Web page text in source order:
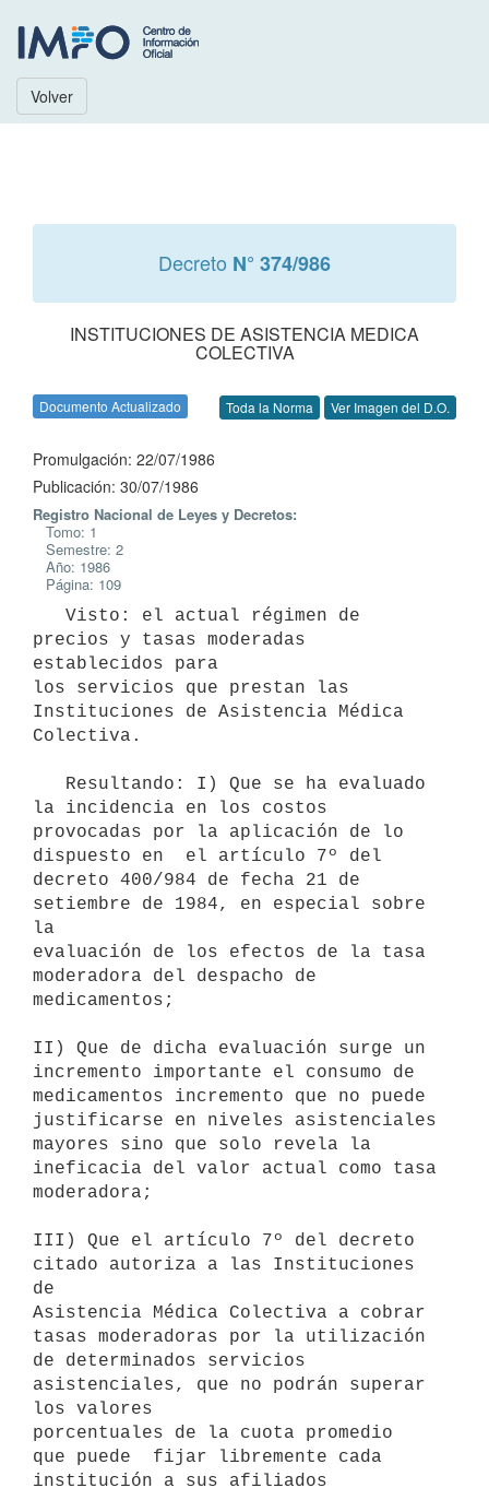
Volver
Decreto N° 374/986
INSTITUCIONES DE ASISTENCIA MEDICA
COLECTIVA
Documento Actualizado Toda la Norma Ver Imagen del D.O.
Promulgación: 22/07/1986
Publicación: 30/07/1986
Registro Nacional de Leyes y Decretos:
Tomo: 1
Semestre: 2
Año: 1986
Página: 109
precios y tasas moderadas
establecidos para
los servicios que prestan las
Instituciones de Asistencia Médica
Colectiva.
la incidencia en los costos
provocadas por la aplicación de lo
dispuesto en  el artículo 7º del
decreto 400/984 de fecha 21 de
setiembre de 1984, en especial sobre
la
evaluación de los efectos de la tasa
moderadora del despacho de
medicamentos;
II) Que de dicha evaluación surge un
incremento importante el consumo de
medicamentos incremento que no puede
justificarse en niveles asistenciales
mayores sino que solo revela la
ineficacia del valor actual como tasa
moderadora;
III) Que el artículo 7º del decreto
citado autoriza a las Instituciones
de
Asistencia Médica Colectiva a cobrar
tasas moderadoras por la utilización
de determinados servicios
asistenciales, que no podrán superar
los valores
porcentuales de la cuota promedio
que puede  fijar libremente cada
institución a sus afiliados